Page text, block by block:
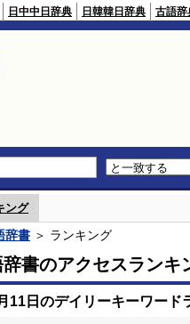
日中中日辞典 日韓韓日辞典 古語辞
ング
辞書 ＞ ランキング
辞書のアクセスランキ
11日のデイリーキーワード